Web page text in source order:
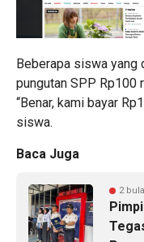
Beberapa siswa yang
pungutan SPP Rp100
“Benar, kami bayar
siswa.
Baca Juga
2